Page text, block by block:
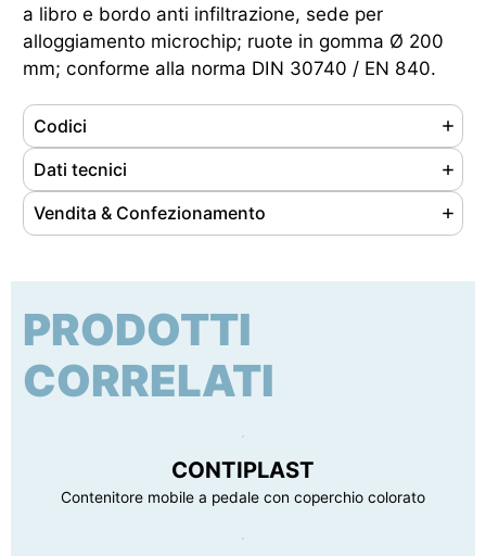
a libro e bordo anti infiltrazione, sede per
alloggiamento microchip; ruote in gomma Ø 200
mm; conforme alla norma DIN 30740 / EN 840.
Codici
Referenze720032
Ean8004331013601
Dati tecnici
Materiale Polietilene ad alta densità
ColoreBlu
Dimensioni (LxPxH) 880 x 596 x 1099 mm
CertificazioneProdotto conforme a DIN30740/EN840
certificato TUV
Vendita & Confezionamento
Nr. pezzi/confezione1
Tipo di imballaggiocartone
Dimensioni conf. (LxPxH)
880 x 596 x 1099 mm
Peso lordo confezione
15.5 kg
PRODOTTI
CORRELATI
CONTIPLAST
Contenitore mobile a pedale con coperchio colorato